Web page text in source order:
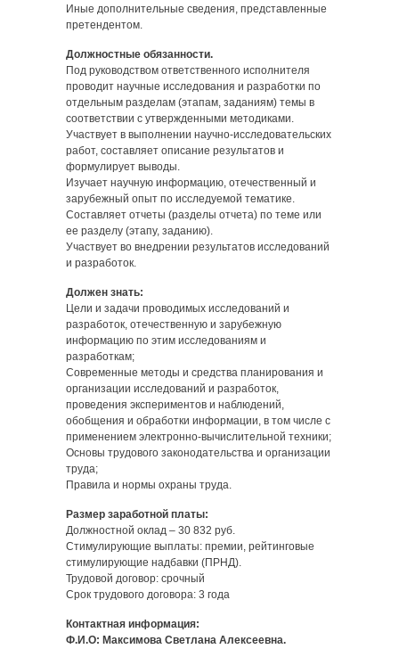
Иные дополнительные сведения, представленные
претендентом.
Должностные обязанности.
Под руководством ответственного исполнителя
проводит научные исследования и разработки по
отдельным разделам (этапам, заданиям) темы в
соответствии с утвержденными методиками.
Участвует в выполнении научно-исследовательских
работ, составляет описание результатов и
формулирует выводы.
Изучает научную информацию, отечественный и
зарубежный опыт по исследуемой тематике.
Составляет отчеты (разделы отчета) по теме или
ее разделу (этапу, заданию).
Участвует во внедрении результатов исследований
и разработок.
Должен знать:
Цели и задачи проводимых исследований и
разработок, отечественную и зарубежную
информацию по этим исследованиям и
разработкам;
Современные методы и средства планирования и
организации исследований и разработок,
проведения экспериментов и наблюдений,
обобщения и обработки информации, в том числе с
применением электронно-вычислительной техники;
Основы трудового законодательства и организации
труда;
Правила и нормы охраны труда.
Размер заработной платы:
Должностной оклад – 30 832 руб.
Стимулирующие выплаты: премии, рейтинговые
стимулирующие надбавки (ПРНД).
Трудовой договор: срочный
Срок трудового договора: 3 года
Контактная информация:
Ф.И.О: Максимова Светлана Алексеевна.